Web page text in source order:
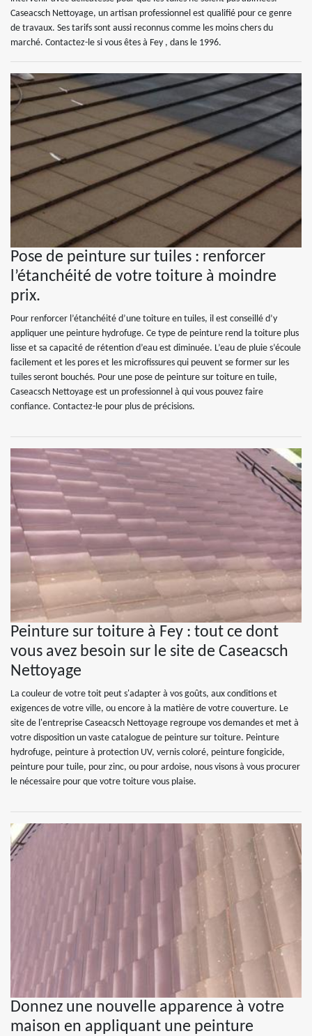
Caseacsch Nettoyage, un artisan professionnel est qualifié pour ce genre
de travaux. Ses tarifs sont aussi reconnus comme les moins chers du
marché. Contactez-le si vous êtes à Fey , dans le 1996.
Pose de peinture sur tuiles : renforcer
l’étanchéité de votre toiture à moindre
prix.
Pour renforcer l’étanchéité d’une toiture en tuiles, il est conseillé d’y
appliquer une peinture hydrofuge. Ce type de peinture rend la toiture plus
lisse et sa capacité de rétention d’eau est diminuée. L’eau de pluie s’écoule
facilement et les pores et les microfissures qui peuvent se former sur les
tuiles seront bouchés. Pour une pose de peinture sur toiture en tuile,
Caseacsch Nettoyage est un professionnel à qui vous pouvez faire
confiance. Contactez-le pour plus de précisions.
Peinture sur toiture à Fey : tout ce dont
vous avez besoin sur le site de Caseacsch
Nettoyage
La couleur de votre toit peut s'adapter à vos goûts, aux conditions et
exigences de votre ville, ou encore à la matière de votre couverture. Le
site de l'entreprise Caseacsch Nettoyage regroupe vos demandes et met à
votre disposition un vaste catalogue de peinture sur toiture. Peinture
hydrofuge, peinture à protection UV, vernis coloré, peinture fongicide,
peinture pour tuile, pour zinc, ou pour ardoise, nous visons à vous procurer
le nécessaire pour que votre toiture vous plaise.
Donnez une nouvelle apparence à votre
maison en appliquant une peinture